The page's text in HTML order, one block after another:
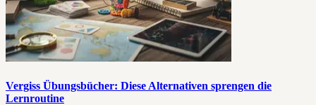
Vergiss Übungsbücher: Diese Alternativen sprengen die
Lernroutine